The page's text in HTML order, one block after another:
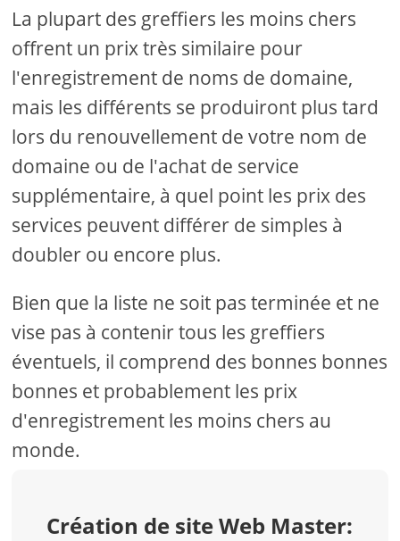
La plupart des greffiers les moins chers
offrent un prix très similaire pour
l'enregistrement de noms de domaine,
mais les différents se produiront plus tard
lors du renouvellement de votre nom de
domaine ou de l'achat de service
supplémentaire, à quel point les prix des
services peuvent différer de simples à
doubler ou encore plus.
Bien que la liste ne soit pas terminée et ne
vise pas à contenir tous les greffiers
éventuels, il comprend des bonnes bonnes
bonnes et probablement les prix
d'enregistrement les moins chers au
monde.
Création de site Web Master: